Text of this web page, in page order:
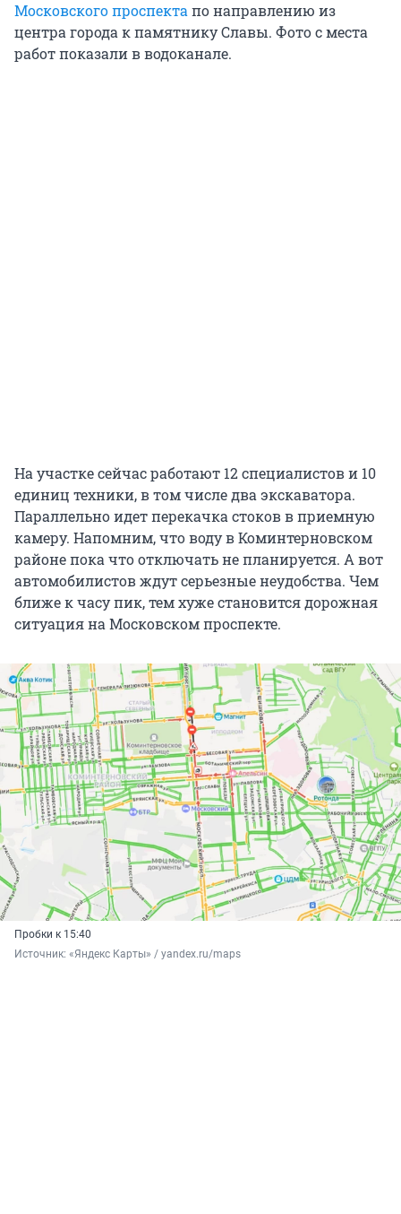
Московского проспекта по направлению из
центра города к памятнику Славы. Фото с места
работ показали в водоканале.
На участке сейчас работают 12 специалистов и 10
единиц техники, в том числе два экскаватора.
Параллельно идет перекачка стоков в приемную
камеру. Напомним, что воду в Коминтерновском
районе пока что отключать не планируется. А вот
автомобилистов ждут серьезные неудобства. Чем
ближе к часу пик, тем хуже становится дорожная
ситуация на Московском проспекте.
Пробки к 15:40
Источник: «Яндекс Карты» / yandex.ru/maps